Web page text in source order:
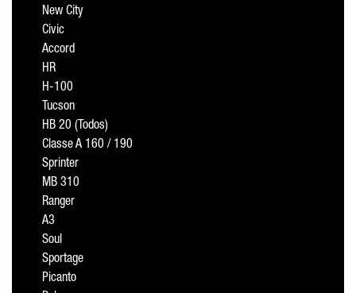
New City
Civic
Accord
HR
H-100
Tucson
HB 20 (Todos)
Classe A 160 / 190
Sprinter
MB 310
Ranger
A3
Soul
Sportage
Picanto